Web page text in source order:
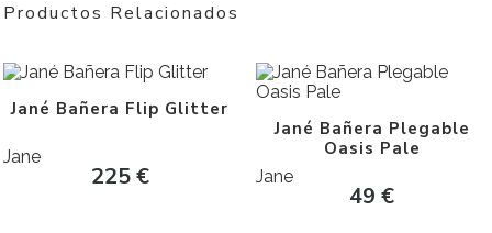
Productos Relacionados
Jané Bañera Flip Glitter
Jane
225€
Jané Bañera Plegable
Oasis Pale
Jane
49€